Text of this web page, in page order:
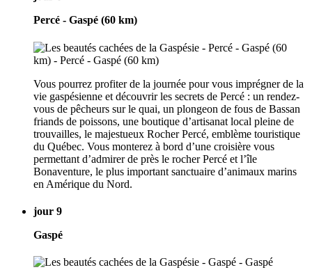
Percé - Gaspé (60 km)
Vous pourrez profiter de la journée pour vous imprégner de la
vie gaspésienne et découvrir les secrets de Percé : un rendez-
vous de pêcheurs sur le quai, un plongeon de fous de Bassan
friands de poissons, une boutique d’artisanat local pleine de
trouvailles, le majestueux Rocher Percé, emblème touristique
du Québec. Vous monterez à bord d’une croisière vous
permettant d’admirer de près le rocher Percé et l’île
Bonaventure, le plus important sanctuaire d’animaux marins
en Amérique du Nord.
jour 9
Gaspé